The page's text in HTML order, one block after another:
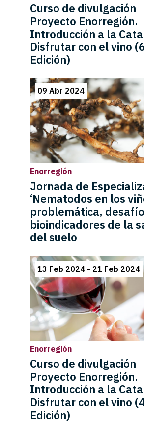
Curso de divulgación
Proyecto Enorregión.
Introducción a la
Disfrutar con el vino
Edición)
09 Abr 2024
Enorregión
Jornada de
‘Nematodos en los
problemática,
bioindicadores de la
del suelo
13 Feb 2024 - 21 Feb 2024
Enorregión
Curso de divulgación
Proyecto Enorregión.
Introducción a la
Disfrutar con el vino
Edición)